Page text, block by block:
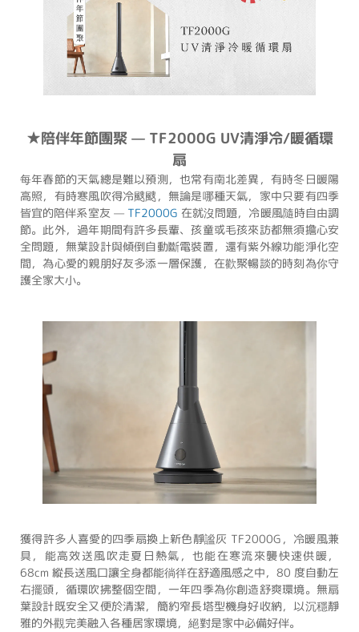
★陪伴年節團聚 — TF2000G UV清淨冷/暖循環
扇
每年春節的天氣總是難以預測，也常有南北差異，有時冬日暖陽
高照，有時寒風吹得冷颼颼，無論是哪種天氣，家中只要有四季
皆宜的陪伴系室友 —TF2000G 在就沒問題，冷暖風隨時自由調
節。此外，過年期間有許多長輩、孩童或毛孩來訪都無須擔心安
全問題，無葉設計與傾倒自動斷電裝置，還有紫外線功能淨化空
間，為心愛的親朋好友多添一層保護，在歡聚暢談的時刻為你守
護全家大小。
獲得許多人喜愛的四季扇換上新色靜謐灰 TF2000G，冷暖風兼
具，能高效送風吹走夏日熱氣，也能在寒流來襲快速供暖，
68cm 縱長送風口讓全身都能徜徉在舒適風感之中，80 度自動左
右擺頭，循環吹拂整個空間，一年四季為你創造舒爽環境。無扇
葉設計既安全又便於清潔，簡約窄長塔型機身好收納，以沉穩靜
雅的外觀完美融入各種居家環境，絕對是家中必備好伴。